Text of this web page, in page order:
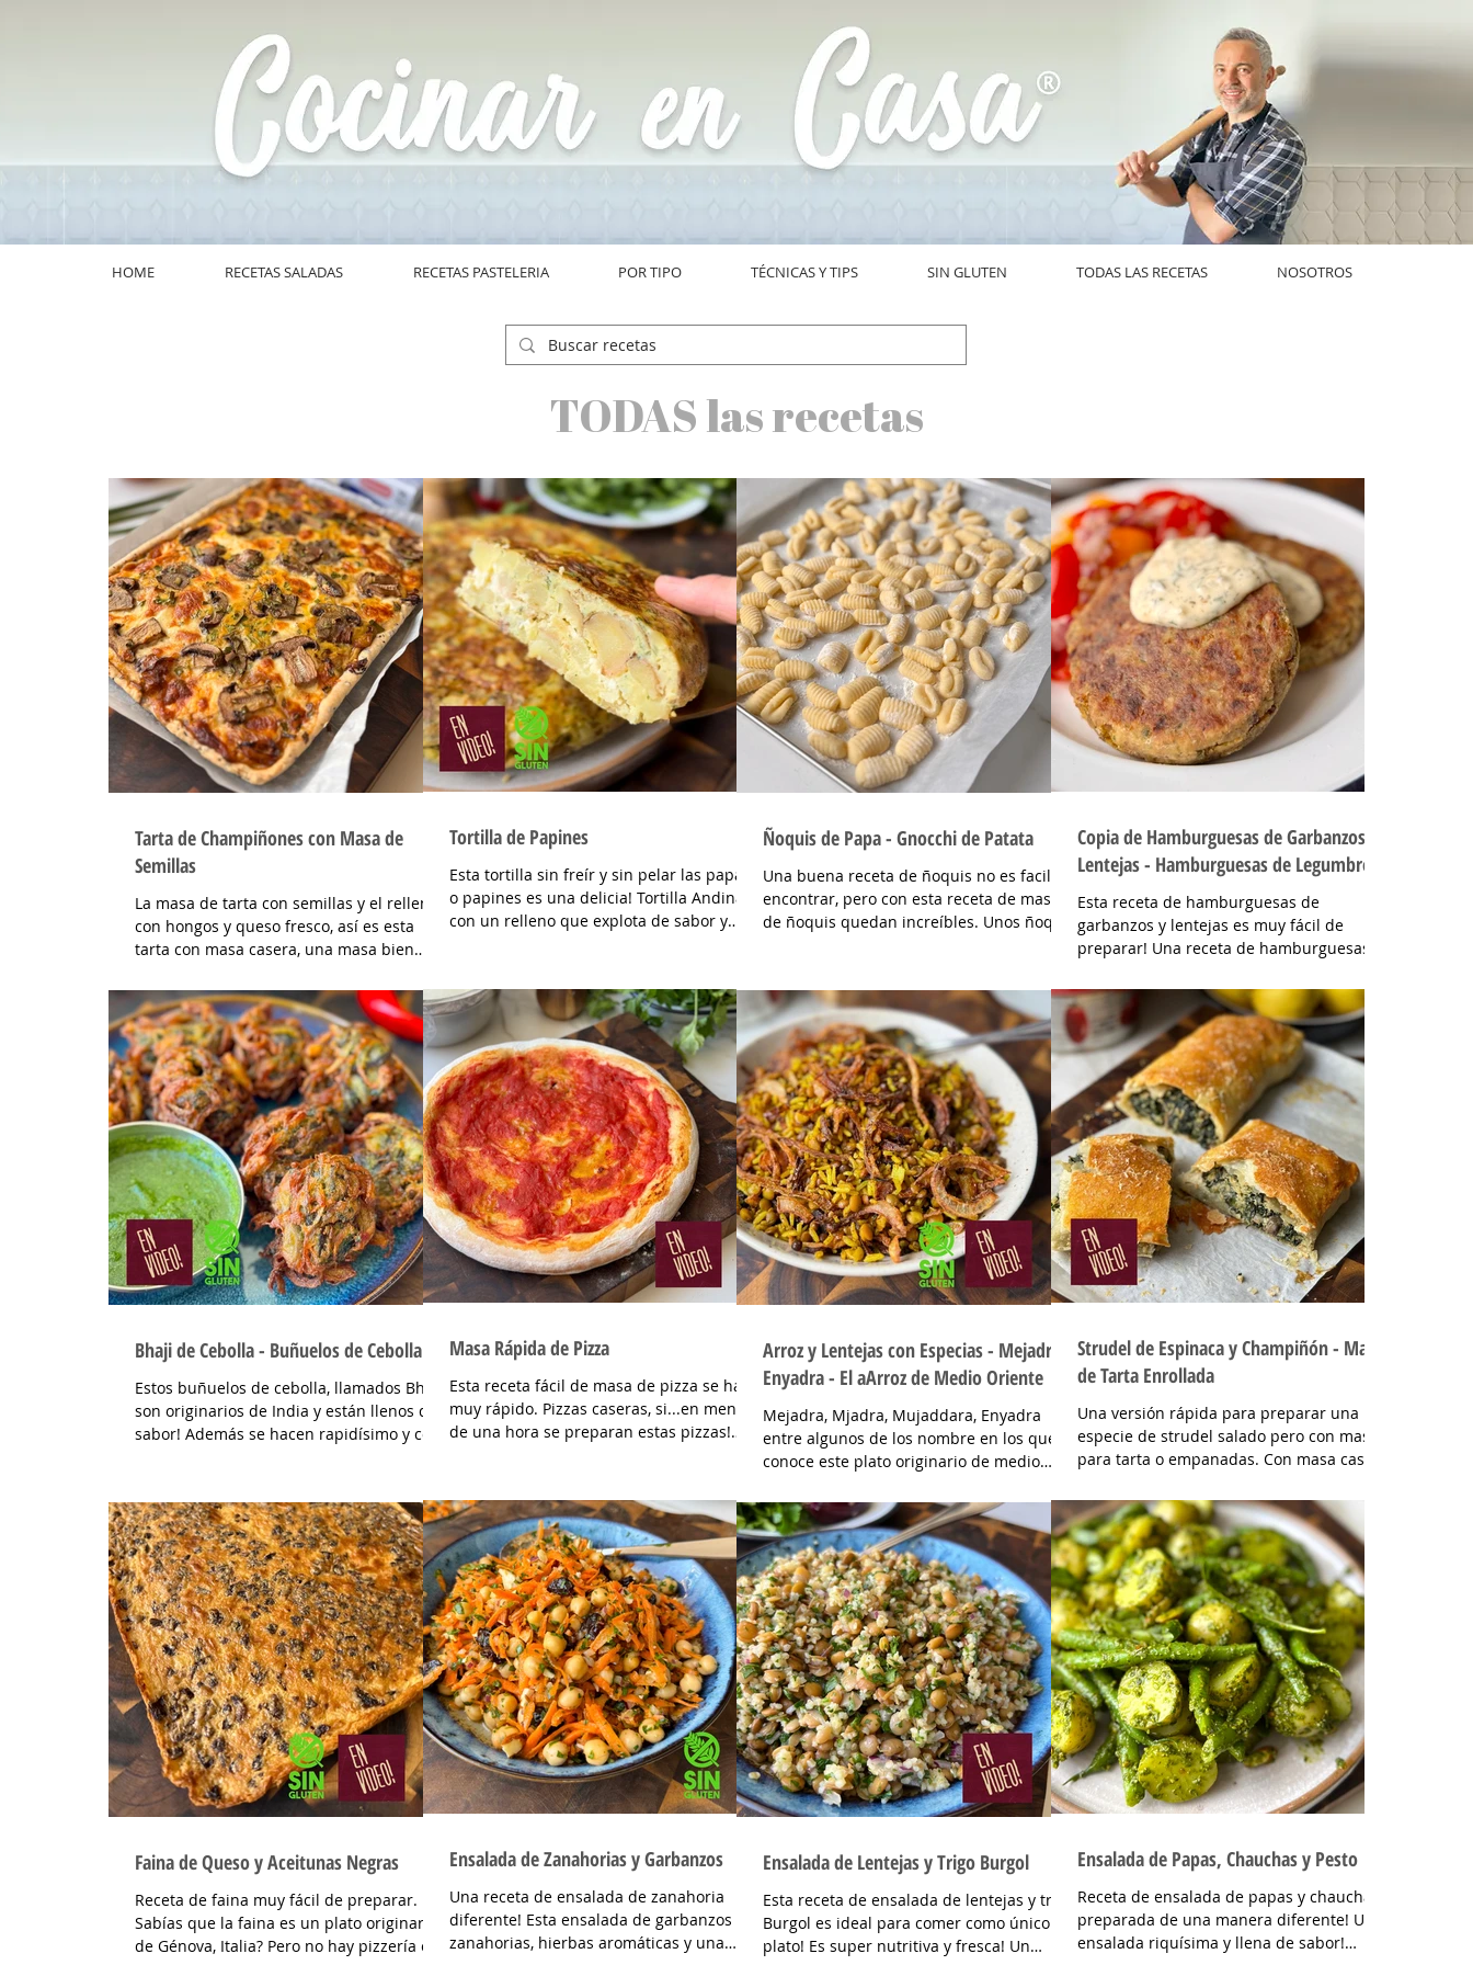
HOME RECETAS SALADAS RECETAS PASTELERIA POR TIPO TÉCNICAS Y TIPS SIN GLUTEN TODAS LAS RECETAS NOSOTROS
TODAS las recetas
Tarta de Champiñones con Masa de
Semillas
La masa de tarta con semillas y el relleno
con hongos y queso fresco, así es esta
tarta con masa casera, una masa bien
y bien cremoso. INGREDIENTES Para la
masa: Harina 0000 280 gr, manteca 80 gr,
mix de semillas (puse girasol, lino y
sesamo) 50 gr y agua 100 gr. Para el
relleno: Cebollas 2 u, queso cremoso 200
gr, hongos fileteados 100 gr, huevos 3 u,
tomillo 3/4 de cdta, sal c/n, pimienta negra
c/n, crema de leche 200 gr y la par
Tortilla de Papines
Esta tortilla sin freír y sin pelar las papas
o papines es una delicia! Tortilla Andina,
con un relleno que explota de sabor y
800 gr, cebolla salteada 200 gr, diente de
ajo picado 1 u, huevos 6, perejil picado 2
cda, sal c/n, pimienta c/n y queso feta
desmenuzado o queso mantecoso 100 gr.
PREPARACION Hervir los papines con piel
hasta que estén cocidos. En una sartén
com un poquito de aceite de oliva coloc
Ñoquis de Papa - Gnocchi de Patata
Una buena receta de ñoquis no es facil de
encontrar, pero con esta receta de masa
de ñoquis quedan increíbles. Unos ñoquis
algunos tips para entender el porque de
cada cosa en estos ñoquis ! Hay una antes
y un después de esta receta! EL porque de
cada cosa Papa colorada: Tiene menos
humedad, es mas seca… al tener menos
humedad la masa absorbe menos harina,
por lo tanto quedan mas livianos! Ad
Copia de Hamburguesas de Garbanzos y
Lentejas - Hamburguesas de Legumbres
Esta receta de hamburguesas de
garbanzos y lentejas es muy fácil de
preparar! Una receta de hamburguesas
quedan buenísimas, son muy saludables y
están llenas de sabor! Son ideales para
hacer en cantidad, freezarlas y llevarlas
en la vianda del trabajo o para el colegio
de los niños, que a propósito cuando las
prueban no se dan cuenta que están
hechas de legumbres! INGREDIENTES Para
las hamburguesas: Garbanzos cocidos 200
gr, lentejas cocidas
Bhaji de Cebolla - Buñuelos de Cebolla
Estos buñuelos de cebolla, llamados Bhaji,
son originarios de India y están llenos de
sabor! Además se hacen rapidísimo y con
Masa Rápida de Pizza
Esta receta fácil de masa de pizza se hace
muy rápido. Pizzas caseras, si...en menos
de una hora se preparan estas pizzas!
Arroz y Lentejas con Especias - Mejadra -
Enyadra - El aArroz de Medio Oriente
Mejadra, Mjadra, Mujaddara, Enyadra
entre algunos de los nombre en los que se
conoce este plato originario de medio
Strudel de Espinaca y Champiñón - Masa
de Tarta Enrollada
Una versión rápida para preparar una
especie de strudel salado pero con masa
para tarta o empanadas. Con masa casera
Faina de Queso y Aceitunas Negras
Receta de faina muy fácil de preparar.
Sabías que la faina es un plato originario
de Génova, Italia? Pero no hay pizzería en
Ensalada de Zanahorias y Garbanzos
Una receta de ensalada de zanahoria
diferente! Esta ensalada de garbanzos con
zanahorias, hierbas aromáticas y una
Ensalada de Lentejas y Trigo Burgol
Esta receta de ensalada de lentejas y trigo
Burgol es ideal para comer como único
plato! Es super nutritiva y fresca! Un
Ensalada de Papas, Chauchas y Pesto
Receta de ensalada de papas y chauchas
preparada de una manera diferente! Una
ensalada riquísima y llena de sabor!